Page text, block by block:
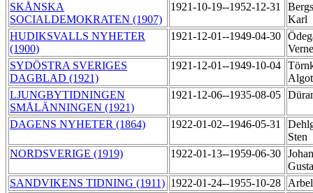
SKÅNSKA
SOCIALDEMOKRATEN (1907)
1921-10-19--1952-12-31
Karl
HUDIKSVALLS NYHETER
(1900)
1921-12-01--1949-04-30
SYDÖSTRA SVERIGES
DAGBLAD (1921)
1921-12-01--1949-10-04
LJUNGBYTIDNINGEN
SMÅLÄNNINGEN (1921)
1921-12-06--1935-08-05
DAGENS NYHETER (1864) 1922-01-02--1946-05-31
Sten
NORDSVERIGE (1919)
1922-01-13--1959-06-30
SANDVIKENS TIDNING (1911) 1922-01-24--1955-10-28